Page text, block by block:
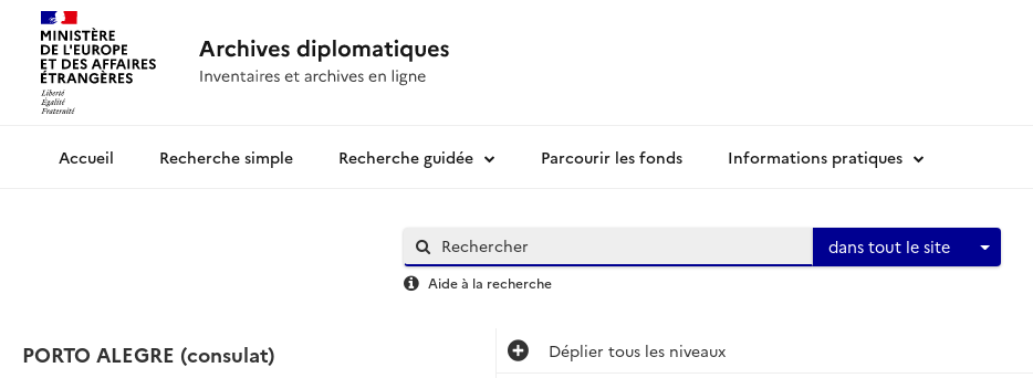
Archives diplomatiquesRecherche simple Recherche guidée Parcourir les fonds Informations pratiques
dans tout le site
Aide à la recherche
PORTO ALEGRE (consulat) Déplier tous les niveaux